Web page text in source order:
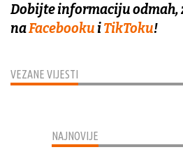
VEZANE VIJESTI
Dobijte informaciju odmah,
naFacebookuiTikToku!
NAJNOVIJE